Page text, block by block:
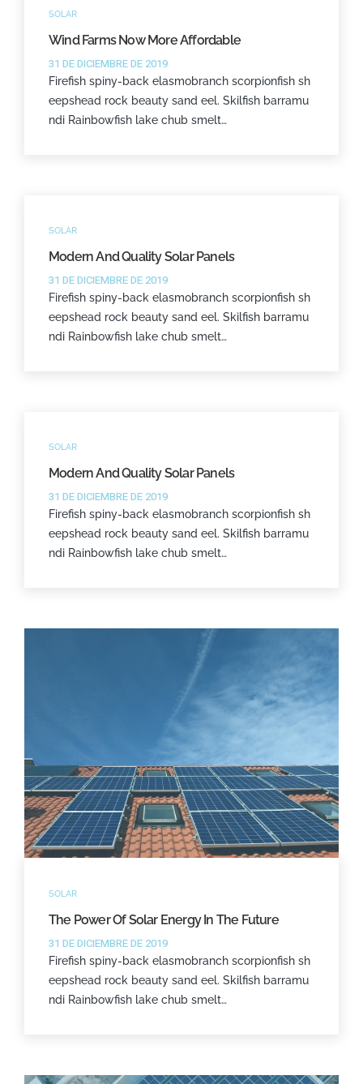
SOLAR
Wind Farms Now More Affordable
31 DE DICIEMBRE DE 2019
Firefish spiny-back elasmobranch scorpionfish sh
eepshead rock beauty sand eel. Skilfish barramu
ndi Rainbowfish lake chub smelt…
SOLAR
Modern And Quality Solar Panels
31 DE DICIEMBRE DE 2019
Firefish spiny-back elasmobranch scorpionfish sh
eepshead rock beauty sand eel. Skilfish barramu
ndi Rainbowfish lake chub smelt…
SOLAR
Modern And Quality Solar Panels
31 DE DICIEMBRE DE 2019
Firefish spiny-back elasmobranch scorpionfish sh
eepshead rock beauty sand eel. Skilfish barramu
ndi Rainbowfish lake chub smelt…
SOLAR
The Power Of Solar Energy In The Future
31 DE DICIEMBRE DE 2019
Firefish spiny-back elasmobranch scorpionfish sh
eepshead rock beauty sand eel. Skilfish barramu
ndi Rainbowfish lake chub smelt…